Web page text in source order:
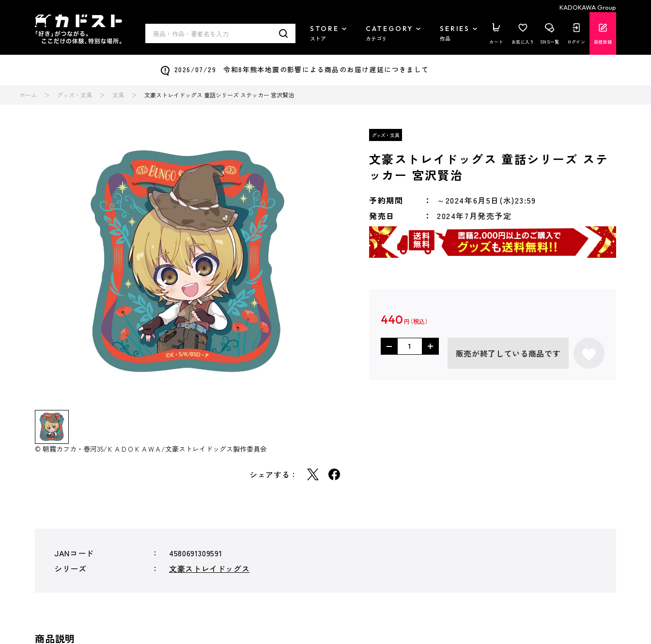
KADOKAWA Group
STORE
ストア
CATEGORY
カテゴリ
SERIES
作品 カート お気に入り SNS一覧 ログイン 新規登録
2026/07/29 令和8年熊本地震の影響による商品のお届け遅延につきまして
ホーム グッズ・文具 文具 文豪ストレイドッグス 童話シリーズ ステッカー 宮沢賢治
© 朝霧カフカ・春河35/ＫＡＤＯＫＡＷＡ/文豪ストレイドッグス製作委員会
シェアする：
文豪ストレイドッグス 童話シリーズ ステ
ッカー 宮沢賢治
予約期間
～2024年6月5日(水)23:59
発売日
2024年7月発売予定
440 円
販売が終了している商品です
JANコード
4580691309591
シリーズ
文豪ストレイドッグス
商品説明